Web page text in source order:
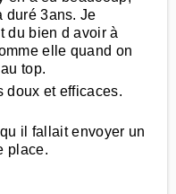
duré 3ans. Je
du bien d avoir à
elle quand on
top.
doux et efficaces.
il fallait envoyer un
place.